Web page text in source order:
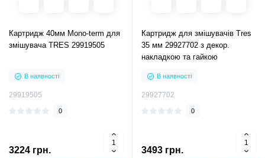
Картридж 40мм Mono-term для
змішувача TRES 29919505
В наявності
29919505
0
3224 грн.
Картридж для змішувачів Tres
35 мм 29927702 з декор.
накладкою та гайкою
В наявності
29927702
0
3493 грн.